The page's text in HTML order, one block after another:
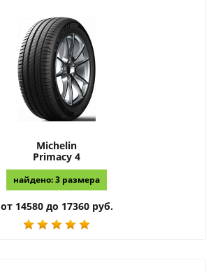
Michelin
Primacy 4
найдено: 3 размера
от 14580 до 17360 руб.